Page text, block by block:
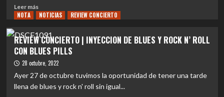
UN
ÉXITO
MÁS
DE
20
MIL
ASISTIERON
EN
Leer másLeer
más
GALERÍA
|
Blues
Pills
NOTA NOTICIAS REVIEW CONCIERTO
REVIEW CONCIERTO | INYECCION DE BLUES Y ROCK N’ ROLL
CON BLUES PILLS
28 octubre, 2022
Ayer 27 de octubre tuvimos la oportunidad de tener una tarde
llena de blues y rock n' roll sin igual...